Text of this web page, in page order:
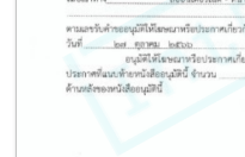
เมื่อต้องการทำการตลาดและกา
ใบอนุญาต ฆท.ออกโดยสำนักงาน